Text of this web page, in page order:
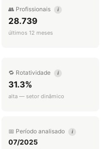
👥 Profissionais i
28.739
últimos 12 meses
🔁 Rotatividade i
31.3%
alta — setor dinâmico
📅 Período analisado i
07/2025